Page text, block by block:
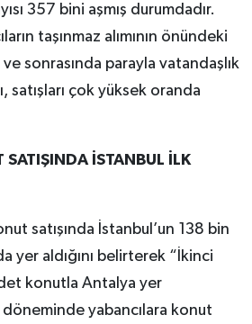
357 bini aşmış durumdadır.
taşınmaz alımının önündeki
ve sonrasında parayla vatandaşlık
satışları çok yüksek oranda
SATIŞINDA İSTANBUL İLK
satışında İstanbul’un 138 bin
yer aldığını belirterek “İkinci
konutla Antalya yer
döneminde yabancılara konut